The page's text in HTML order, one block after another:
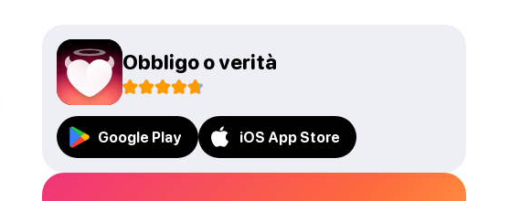
Obbligo o verità
Google Play iOS App Store